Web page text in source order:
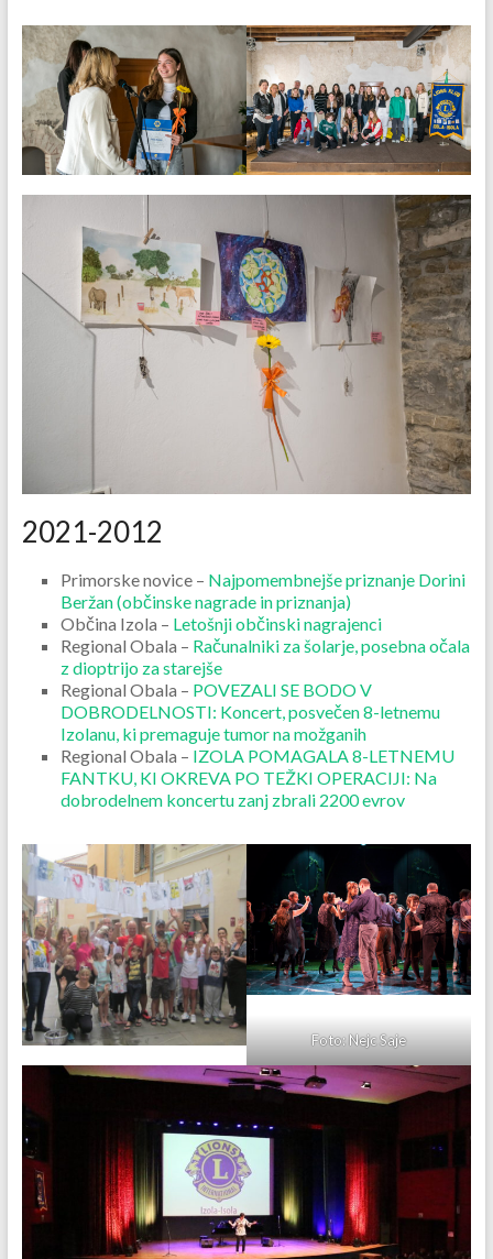
2021-2012
Primorske novice – Najpomembnejše priznanje Dorini
Beržan (občinske nagrade in priznanja)
Občina Izola – Letošnji občinski nagrajenci
Regional Obala – Računalniki za šolarje, posebna očala
z dioptrijo za starejše
Regional Obala – POVEZALI SE BODO V
DOBRODELNOSTI: Koncert, posvečen 8-letnemu
Izolanu, ki premaguje tumor na možganih
Regional Obala – IZOLA POMAGALA 8-LETNEMU
FANTKU, KI OKREVA PO TEŽKI OPERACIJI: Na
dobrodelnem koncertu zanj zbrali 2200 evrov
Foto: Nejc Saje